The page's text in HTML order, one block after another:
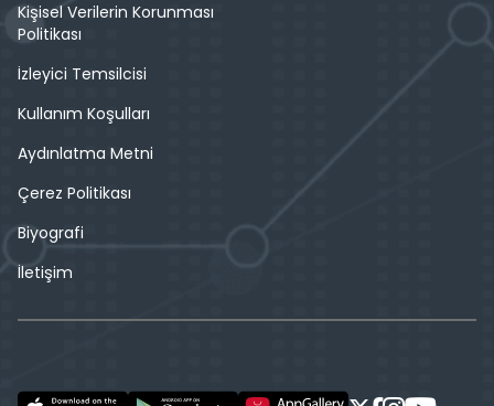
Kişisel Verilerin Korunması
Politikası
İzleyici Temsilcisi
Kullanım Koşulları
Aydınlatma Metni
Çerez Politikası
Biyografi
İletişim